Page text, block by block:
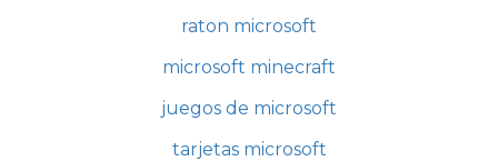
raton microsoft
microsoft minecraft
juegos de microsoft
tarjetas microsoft